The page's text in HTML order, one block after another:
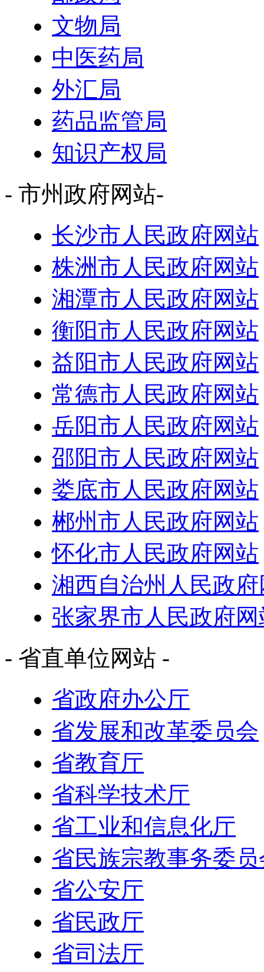
文物局
中医药局
外汇局
药品监管局
知识产权局
- 市州政府网站-
长沙市人民政府网站
株洲市人民政府网站
湘潭市人民政府网站
衡阳市人民政府网站
益阳市人民政府网站
常德市人民政府网站
岳阳市人民政府网站
邵阳市人民政府网站
娄底市人民政府网站
郴州市人民政府网站
怀化市人民政府网站
湘西自治州人民政
张家界市人民政府网
- 省直单位网站 -
省政府办公厅
省发展和改革委员会
省教育厅
省科学技术厅
省工业和信息化厅
省民族宗教事务委员
省公安厅
省民政厅
省司法厅